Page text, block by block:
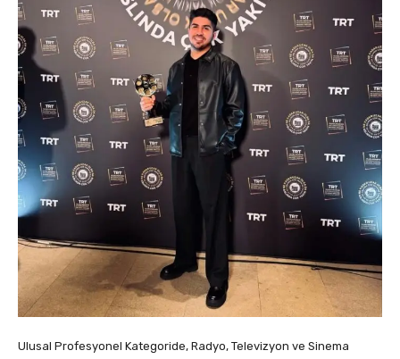
Ulusal Profesyonel Kategoride, Radyo, Televizyon ve Sinema